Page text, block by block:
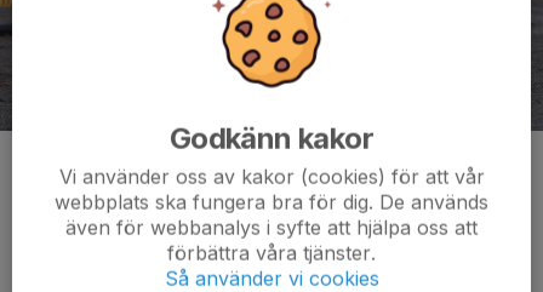
Kommentarer
Godkänn kakor
Vi använder oss av kakor (cookies) för att vår
webbplats ska fungera bra för dig. De används
även för webbanalys i syfte att hjälpa oss att
förbättra våra tjänster.
Så använder vi cookies